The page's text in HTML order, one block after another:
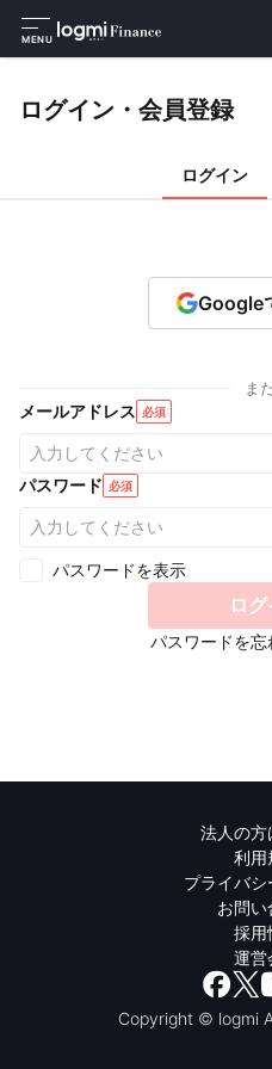
MENU
ログイン・会員登録
ログイン
Google
ま
メールアドレス 必須
パスワード 必須
パスワードを表示
ロ
パスワードを忘
法人の方
利用
プライバ
お問い
採用
運営
Copyright © logmi